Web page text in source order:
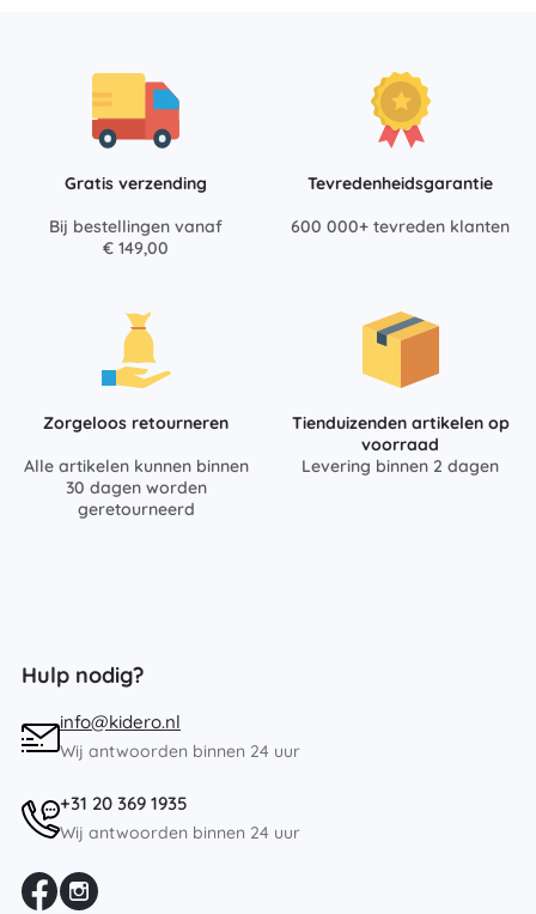
Gratis verzending
Bij bestellingen vanaf
€ 149,00
Tevredenheidsgarantie
600 000+ tevreden klanten
Zorgeloos retourneren
Alle artikelen kunnen binnen
30 dagen worden
geretourneerd
Tienduizenden artikelen op
voorraad
Levering binnen 2 dagen
Hulp nodig?
info@kidero.nl
Wij antwoorden binnen 24 uur
+31 20 369 1935
Wij antwoorden binnen 24 uur